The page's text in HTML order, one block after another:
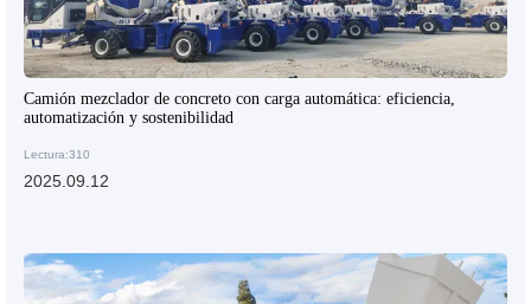
Camión mezclador de concreto con carga automática: eficiencia,
automatización y sostenibilidad
Lectura:310
2025.09.12